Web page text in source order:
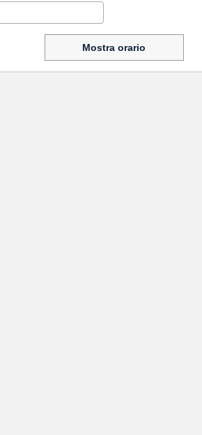
Mostra orario